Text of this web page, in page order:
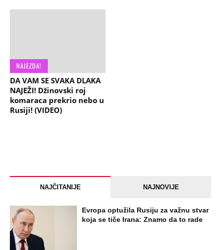
NAJEZDA!
DA VAM SE SVAKA DLAKA
NAJEŽI! Džinovski roj
komaraca prekrio nebo u
Rusiji! (VIDEO)
NAJČITANIJE NAJNOVIJE
Evropa optužila Rusiju za važnu stvar
koja se tiče Irana: Znamo da to rade